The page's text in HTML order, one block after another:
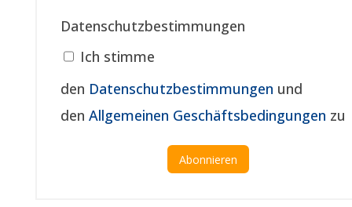
Datenschutzbestimmungen
Ich stimme
den Datenschutzbestimmungen und
den Allgemeinen Geschäftsbedingungen zu